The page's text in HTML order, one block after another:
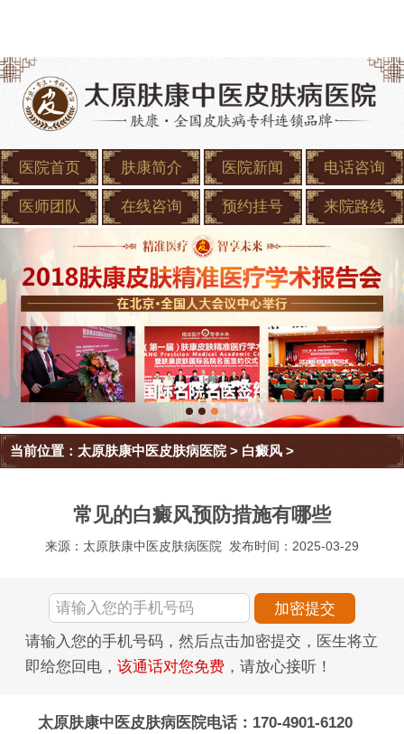
医院首页 肤康简介 医院新闻 电话咨询
医师团队 在线咨询 预约挂号 来院路线
当前位置： 太原肤康中医皮肤病医院> 白癜风 >
常见的白癜风预防措施有哪些
来源：太原肤康中医皮肤病医院 发布时间：2025-03-29
请输入您的手机号码，然后点击加密提交，医生将立
即给您回电， 该通话对您免费 ，请放心接听！
太原肤康中医皮肤病医院电话：170-4901-6120